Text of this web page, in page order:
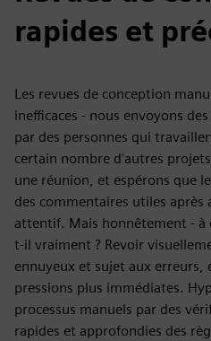
rapides et
Les revues de conception
inefficaces - nous envoyons
par des personnes qui
certain nombre d'autres
une réunion, et espérons que
des commentaires utiles après
attentif. Mais honnêtement - à
t-il vraiment ? Revoir
ennuyeux et sujet aux erreurs,
pressions plus immédiates.
processus manuels par des
rapides et approfondies des